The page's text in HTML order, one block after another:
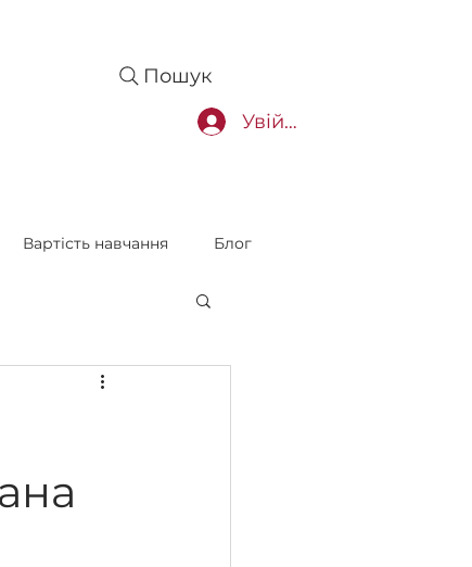
Увійти
Пошук
Вартість навчання Блог